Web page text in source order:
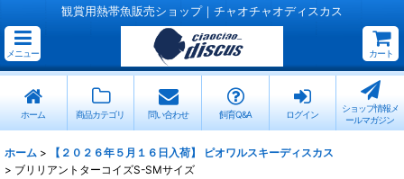
観賞用熱帯魚販売ショップ｜チャオチャオディスカス
メニュー カート
ホーム 商品カテゴリ 問い合わせ 飼育Q&A ログイン
ショップ情報メ
ールマガジン
ホーム >
【２０２６年５月１６日入荷】 ピオワルスキーディスカス
> ブリリアントターコイズS-SMサイズ